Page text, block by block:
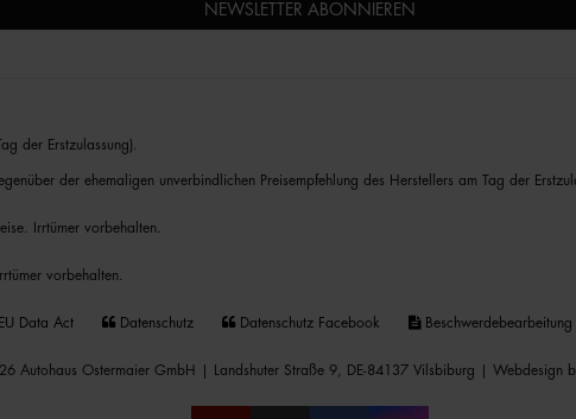
NEWSLETTER ABONNIEREN
der Erstzulassung).
der ehemaligen unverbindlichen Preisempfehlung des Herstellers am Tag der
Irrtümer vorbehalten.
vorbehalten.
EU Data Act Datenschutz Datenschutz Facebook Beschwerdebearbeitung
Autohaus Ostermaier GmbH | Landshuter Straße 9, DE-84137 Vilsbiburg | Webdesign